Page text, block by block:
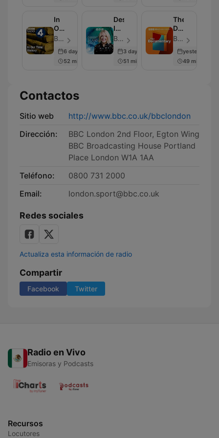
In
Our
Time:
History
BBC Radio 4 - Episodio 230
6 days ago
52 min
Desert
Island
Discs
BBC Radio 4 - Episodio 2000
3 days ago
51 min
The
Documentary
Podcast
BBC World Service - Episodio 2002
yesterday
49 min
Contactos
Sitio web
http://www.bbc.co.uk/bbclondon
Dirección:
BBC London 2nd Floor, Egton Wing
BBC Broadcasting House Portland
Place London W1A 1AA
Teléfono:
0800 731 2000
Email:
london.sport@bbc.co.uk
Redes sociales
Actualiza esta información de radio
Compartir
Facebook Twitter
Radio en Vivo
Emisoras y Podcasts
Recursos
Locutores